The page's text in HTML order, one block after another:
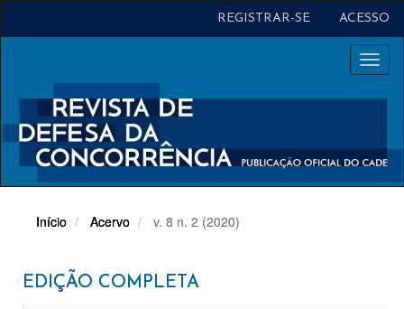
Lateral
REGISTRAR-SE ACESSO
Início Acervo v. 8 n. 2 (2020)
EDIÇÃO COMPLETA